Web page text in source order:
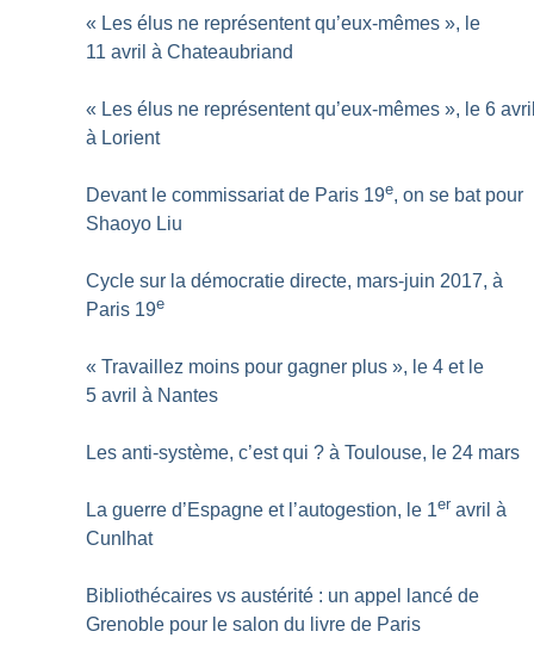
« Les élus ne représentent qu’eux-mêmes », le
11 avril à Chateaubriand
« Les élus ne représentent qu’eux-mêmes », le 6
à Lorient
Devant le commissariat de Paris 19e, on se bat pour
Shaoyo Liu
Cycle sur la démocratie directe, mars-juin 2017, à
Paris 19e
« Travaillez moins pour gagner plus », le 4 et le
5 avril à Nantes
Les anti-système, c’est qui ? à Toulouse, le 24 mars
La guerre d’Espagne et l’autogestion, le 1er avril à
Cunlhat
Bibliothécaires vs austérité : un appel lancé de
Grenoble pour le salon du livre de Paris